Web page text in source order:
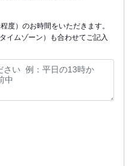
度）のお時間をいただきます。
イムゾーン）も合わせてご記入